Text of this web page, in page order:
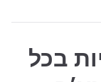
בכל